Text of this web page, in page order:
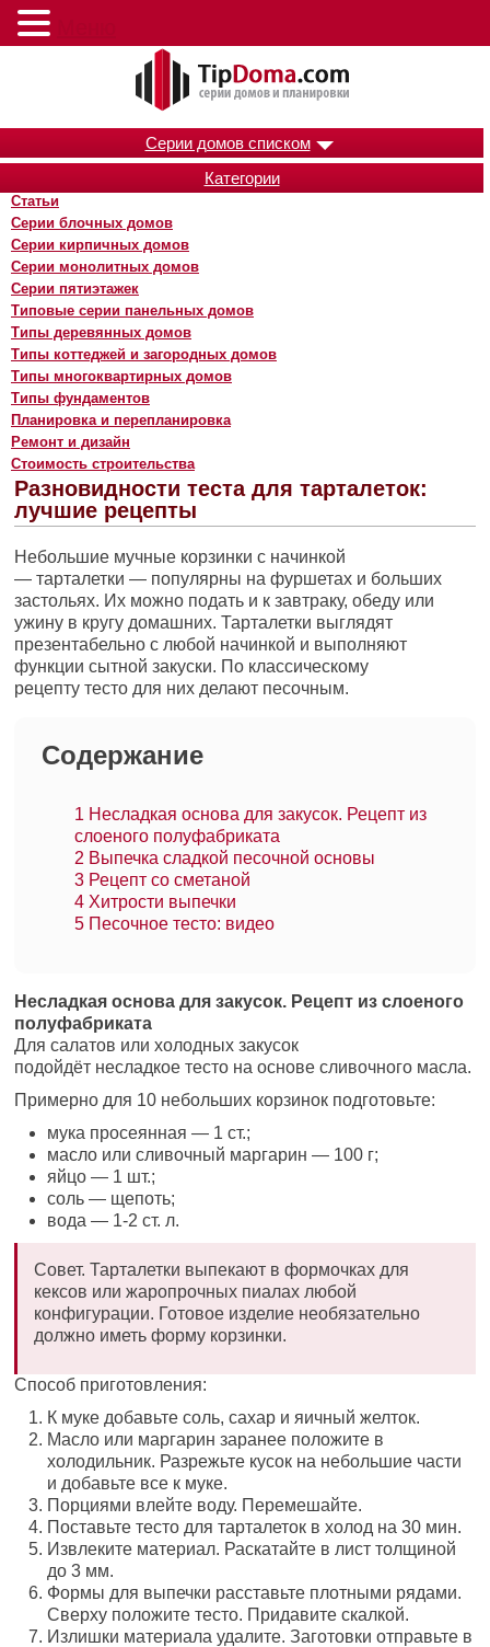
Серии домов списком
Категории
Статьи
Серии блочных домов
Серии кирпичных домов
Серии монолитных домов
Серии пятиэтажек
Типовые серии панельных домов
Типы деревянных домов
Типы коттеджей и загородных домов
Типы многоквартирных домов
Типы фундаментов
Планировка и перепланировка
Ремонт и дизайн
Стоимость строительства
Разновидности теста для тарталеток:
лучшие рецепты
Небольшие мучные корзинки с начинкой
— тарталетки — популярны на фуршетах и больших
застольях. Их можно подать и к завтраку, обеду или
ужину в кругу домашних. Тарталетки выглядят
презентабельно с любой начинкой и выполняют
функции сытной закуски. По классическому
рецепту тесто для них делают песочным.
Содержание
1 Несладкая основа для закусок. Рецепт из
слоеного полуфабриката
2 Выпечка сладкой песочной основы
3 Рецепт со сметаной
4 Хитрости выпечки
5 Песочное тесто: видео
Несладкая основа для закусок. Рецепт из слоеного
полуфабриката
Для салатов или холодных закусок
подойдёт несладкое тесто на основе сливочного масла.
Примерно для 10 небольших корзинок подготовьте:
мука просеянная — 1 ст.;
масло или сливочный маргарин — 100 г;
яйцо — 1 шт.;
соль — щепоть;
вода — 1-2 ст. л.
Совет. Тарталетки выпекают в формочках для
кексов или жаропрочных пиалах любой
конфигурации. Готовое изделие необязательно
должно иметь форму корзинки.
Способ приготовления:
К муке добавьте соль, сахар и яичный желток.
Масло или маргарин заранее положите в
холодильник. Разрежьте кусок на небольшие части
и добавьте все к муке.
Порциями влейте воду. Перемешайте.
Поставьте тесто для тарталеток в холод на 30 мин.
Извлеките материал. Раскатайте в лист толщиной
до 3 мм.
Формы для выпечки расставьте плотными рядами.
Сверху положите тесто. Придавите скалкой.
Излишки материала удалите. Заготовки отправьте в